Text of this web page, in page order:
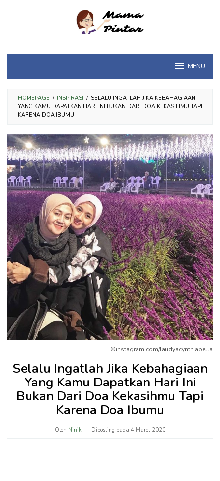
MENU
HOMEPAGE / INSPIRASI / SELALU INGATLAH JIKA KEBAHAGIAAN
YANG KAMU DAPATKAN HARI INI BUKAN DARI DOA KEKASIHMU TAPI
KARENA DOA IBUMU
©instagram.com/laudyacynthiabella
Selalu Ingatlah Jika Kebahagiaan
Yang Kamu Dapatkan Hari Ini
Bukan Dari Doa Kekasihmu Tapi
Karena Doa Ibumu
Oleh Ninik Diposting pada 4 Maret 2020